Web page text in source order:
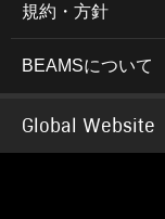
規約・方針
BEAMSについて
Global Website